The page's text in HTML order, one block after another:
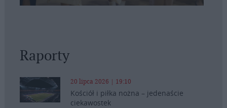
Raporty
20 lipca 2026 | 19:10
Kościół i piłka nożna – jedenaście
ciekawostek